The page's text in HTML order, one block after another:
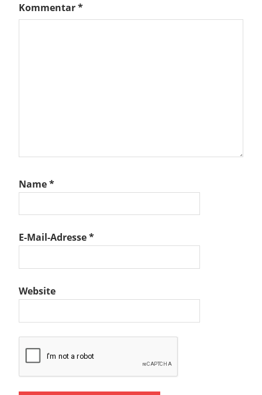
Kommentar*
Name*
E-Mail-Adresse*
Website